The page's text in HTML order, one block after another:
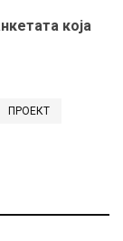
која
ПРОЕКТ